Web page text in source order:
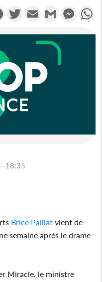
FacebookTwitterEmail Gmail
18:35
Brice Paillat vient de
semaine après le drame
Miracle, le ministre